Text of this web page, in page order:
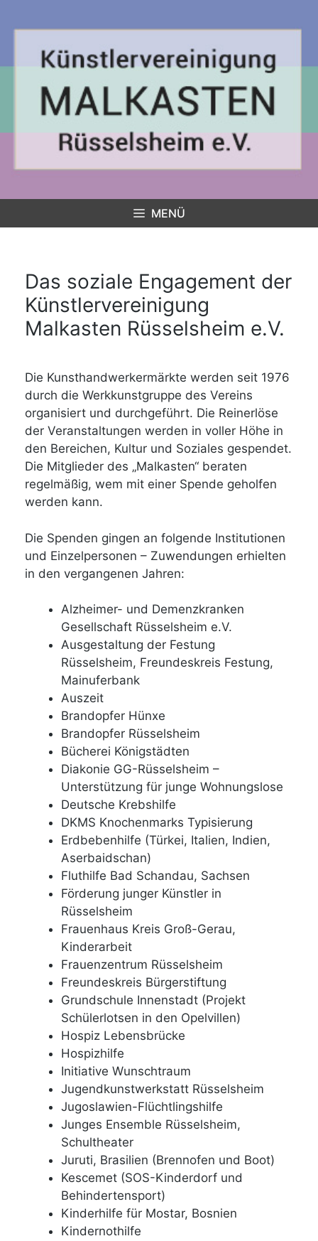
Inhalt
MENÜ
Das soziale Engagement der
Künstlervereinigung
Malkasten Rüsselsheim e.V.
Die Kunsthandwerkermärkte werden seit 1976
durch die Werkkunstgruppe des Vereins
organisiert und durchgeführt. Die Reinerlöse
der Veranstaltungen werden in voller Höhe in
den Bereichen, Kultur und Soziales gespendet.
Die Mitglieder des „Malkasten“ beraten
regelmäßig, wem mit einer Spende geholfen
werden kann.
Die Spenden gingen an folgende Institutionen
und Einzelpersonen – Zuwendungen erhielten
in den vergangenen Jahren:
Alzheimer- und Demenzkranken
Gesellschaft Rüsselsheim e.V.
Ausgestaltung der Festung
Rüsselsheim, Freundeskreis Festung,
Mainuferbank
Auszeit
Brandopfer Hünxe
Brandopfer Rüsselsheim
Bücherei Königstädten
Diakonie GG-Rüsselsheim –
Unterstützung für junge Wohnungslose
Deutsche Krebshilfe
DKMS Knochenmarks Typisierung
Erdbebenhilfe (Türkei, Italien, Indien,
Aserbaidschan)
Fluthilfe Bad Schandau, Sachsen
Förderung junger Künstler in
Rüsselsheim
Frauenhaus Kreis Groß-Gerau,
Kinderarbeit
Frauenzentrum Rüsselsheim
Freundeskreis Bürgerstiftung
Grundschule Innenstadt (Projekt
Schülerlotsen in den Opelvillen)
Hospiz Lebensbrücke
Hospizhilfe
Initiative Wunschtraum
Jugendkunstwerkstatt Rüsselsheim
Jugoslawien-Flüchtlingshilfe
Junges Ensemble Rüsselsheim,
Schultheater
Juruti, Brasilien (Brennofen und Boot)
Kescemet (SOS-Kinderdorf und
Behindertensport)
Kinderhilfe für Mostar, Bosnien
Kindernothilfe